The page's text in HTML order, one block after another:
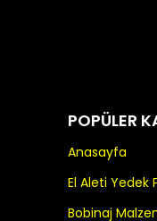
POPÜLER
Anasayfa
El Aleti Yedek
Bobinaj